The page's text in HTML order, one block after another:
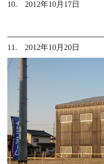
10. 2012年10月17日
11. 2012年10月20日